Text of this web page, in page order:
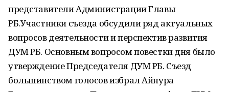
представители Администрации Главы
РБ.Участники съезда обсудили ряд актуальных
вопросов деятельности и перспектив развития
ДУМ РБ. Основным вопросом повестки дня было
утверждение Председателя ДУМ РБ. Съезд
большинством голосов избрал Айнура